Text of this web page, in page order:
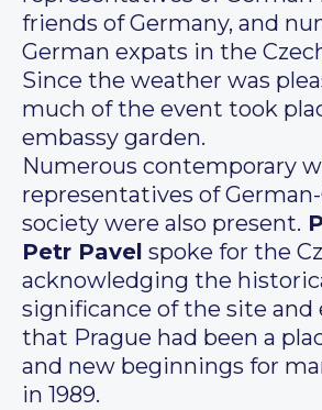
friends of Germany, and
German expats in the
Since the weather was
much of the event took
embassy garden.
Numerous contemporary
representatives of
society were also present.
Petr Pavel spoke for the
acknowledging the
significance of the site and
that Prague had been a
and new beginnings for
in 1989.